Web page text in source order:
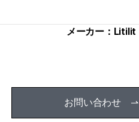
メーカー：Litilit
お問い合わせ ⇀